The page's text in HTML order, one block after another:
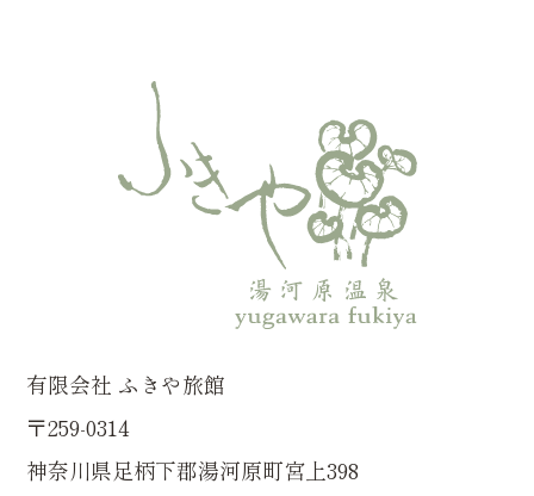
有限会社 ふきや旅館
〒259-0314
神奈川県足柄下郡湯河原町宮上398